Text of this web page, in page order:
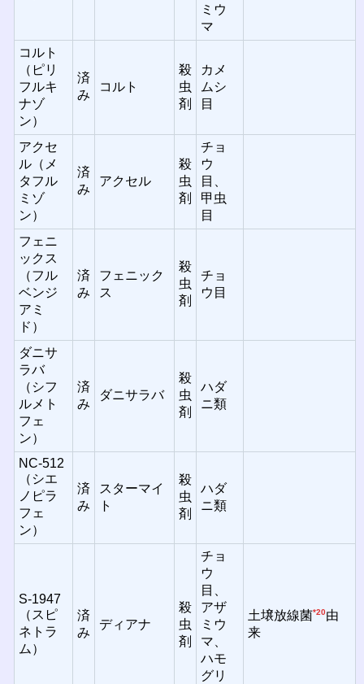
ミウ
マ
コルト
（ピリ
フルキ
ナゾ
ン）
済
み
コルト
殺
虫
剤
カメ
ムシ
目
アクセ
ル（メ
タフル
ミゾ
ン）
済
み
アクセル
殺
虫
剤
チョ
ウ
目、
甲虫
目
フェニ
ックス
（フル
ベンジ
アミ
ド）
済
み
フェニック
ス
殺
虫
剤
チョ
ウ目
ダニサ
ラバ
（シフ
ルメト
フェ
ン）
済
み
ダニサラバ
殺
虫
剤
ハダ
ニ類
NC-512
（シエ
ノピラ
フェ
ン）
済
み
スターマイ
ト
殺
虫
剤
ハダ
ニ類
S-1947
（スピ
ネトラ
ム）
済
み
ディアナ
殺
虫
剤
チョ
ウ
目、
アザ
ミウ
マ、
ハモ
グリ
土壌放線菌*20由
来